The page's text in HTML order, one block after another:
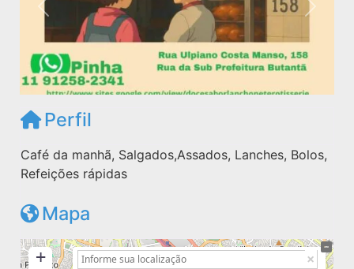
Anterior
Perfil
Café da manhã, Salgados,Assados, Lanches, Bolos,
Refeições rápidas
Mapa
+